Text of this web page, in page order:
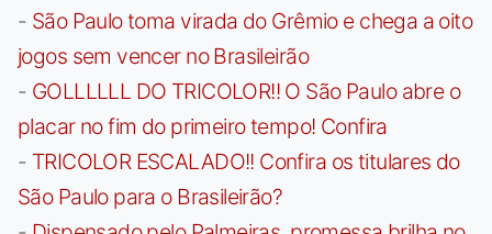
- São Paulo toma virada do Grêmio e chega a oito
jogos sem vencer no Brasileirão
- GOLLLLLL DO TRICOLOR!! O São Paulo abre o
placar no fim do primeiro tempo! Confira
- TRICOLOR ESCALADO!! Confira os titulares do
São Paulo para o Brasileirão?